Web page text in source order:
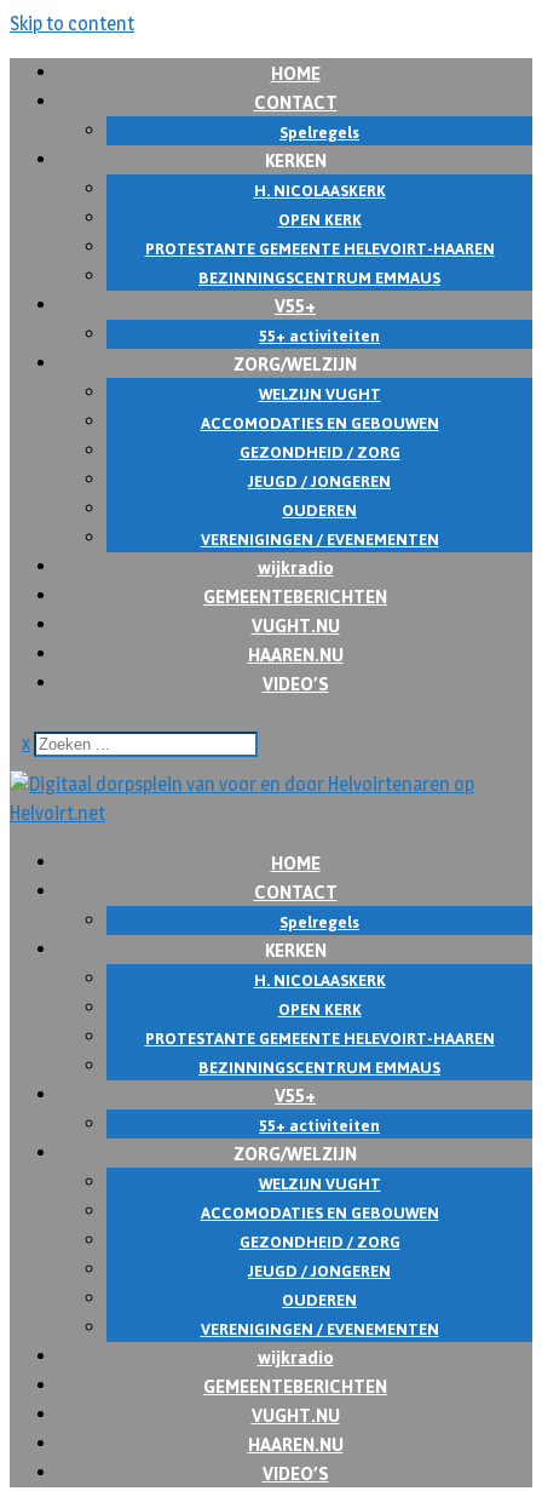
Skip to content
HOME
CONTACT
Spelregels
KERKEN
H. NICOLAASKERK
OPEN KERK
PROTESTANTE GEMEENTE HELEVOIRT-HAAREN
BEZINNINGSCENTRUM EMMAUS
V55+
55+ activiteiten
ZORG/WELZIJN
WELZIJN VUGHT
ACCOMODATIES EN GEBOUWEN
GEZONDHEID / ZORG
JEUGD / JONGEREN
OUDEREN
VERENIGINGEN / EVENEMENTEN
wijkradio
GEMEENTEBERICHTEN
VUGHT.NU
HAAREN.NU
VIDEO’S
x
HOME
CONTACT
Spelregels
KERKEN
H. NICOLAASKERK
OPEN KERK
PROTESTANTE GEMEENTE HELEVOIRT-HAAREN
BEZINNINGSCENTRUM EMMAUS
V55+
55+ activiteiten
ZORG/WELZIJN
WELZIJN VUGHT
ACCOMODATIES EN GEBOUWEN
GEZONDHEID / ZORG
JEUGD / JONGEREN
OUDEREN
VERENIGINGEN / EVENEMENTEN
wijkradio
GEMEENTEBERICHTEN
VUGHT.NU
HAAREN.NU
VIDEO’S